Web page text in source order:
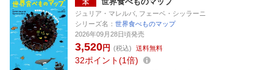
ジュリア・マレルバ, フェーベ・シッラーニ
シリーズ名： 世界食べものマップ
2026年09月28日頃発売
3,520円 (税込) 送料無料
32ポイント 1倍